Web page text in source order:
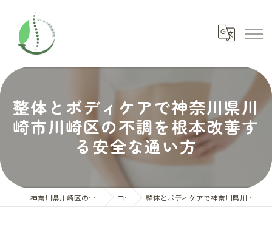
整体とボディケアで神奈川県川
崎市川崎区の不調を根本改善す
る安全な通い方
神奈川県川崎区の整体ならないとう氣功整体院 コラム 整体とボディケアで神奈川県川崎市川崎区の不調を根本改善する安全な通い方